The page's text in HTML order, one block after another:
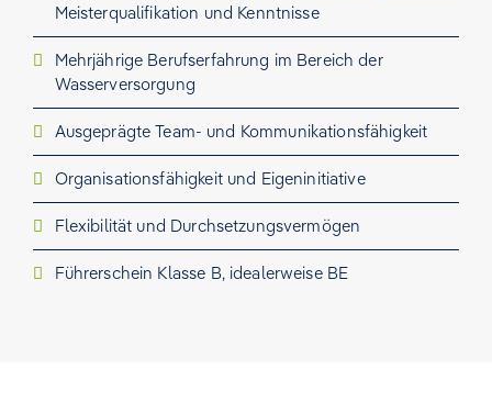
Meisterqualifikation und Kenntnisse
Mehrjährige Berufserfahrung im Bereich der
Wasserversorgung
Ausgeprägte Team‑ und Kommunikationsfähigkeit
Organisationsfähigkeit und Eigeninitiative
Flexibilität und Durchsetzungsvermögen
Führerschein Klasse B, idealerweise BE